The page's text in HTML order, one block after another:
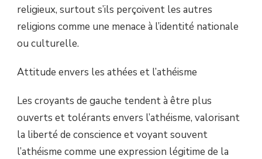
religieux, surtout s’ils perçoivent les autres
religions comme une menace à l’identité nationale
ou culturelle.
Attitude envers les athées et l’athéisme
Les croyants de gauche tendent à être plus
ouverts et tolérants envers l’athéisme, valorisant
la liberté de conscience et voyant souvent
l’athéisme comme une expression légitime de la